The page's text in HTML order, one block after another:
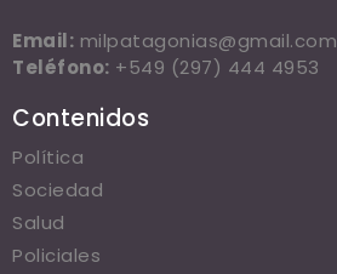
Email: milpatagonias@gmail.com
Teléfono: +549 (297) 444 4953
Contenidos
Política
Sociedad
Salud
Policiales